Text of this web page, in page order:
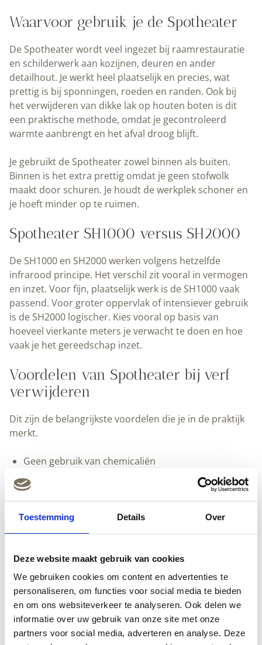
Toestemming Details Over
Deze website maakt gebruik van cookies
We gebruiken cookies om content en advertenties te
personaliseren, om functies voor social media te bieden
en om ons websiteverkeer te analyseren. Ook delen we
informatie over uw gebruik van onze site met onze
partners voor social media, adverteren en analyse. Deze
Waarvoor gebruik je de Spotheater
De Spotheater wordt veel ingezet bij raamrestauratie
en schilderwerk aan kozijnen, deuren en ander
detailhout. Je werkt heel plaatselijk en precies, wat
prettig is bij sponningen, roeden en randen. Ook bij
het verwijderen van dikke lak op houten boten is dit
een praktische methode, omdat je gecontroleerd
warmte aanbrengt en het afval droog blijft.
Je gebruikt de Spotheater zowel binnen als buiten.
Binnen is het extra prettig omdat je geen stofwolk
maakt door schuren. Je houdt de werkplek schoner en
je hoeft minder op te ruimen.
Spotheater SH1000 versus SH2000
De SH1000 en SH2000 werken volgens hetzelfde
infrarood principe. Het verschil zit vooral in vermogen
en inzet. Voor fijn, plaatselijk werk is de SH1000 vaak
passend. Voor groter oppervlak of intensiever gebruik
is de SH2000 logischer. Kies vooral op basis van
hoeveel vierkante meters je verwacht te doen en hoe
vaak je het gereedschap inzet.
Voordelen van Spotheater bij verf
verwijderen
Dit zijn de belangrijkste voordelen die je in de praktijk
merkt.
Geen gebruik van chemicaliën
Geen warmtekanon
Geen schaven of schuren
Creëert geen stof
Zeer laag energieverbruik
Bespaart arbeidskosten door gericht werken
IR levensduur van de lamp circa 5000 uur
Zacht voor hout
Aanzienlijk lager risico op brand vergeleken met
een schildersföhn
Krabbers blijven langer scherp
Milieuvriendelijk